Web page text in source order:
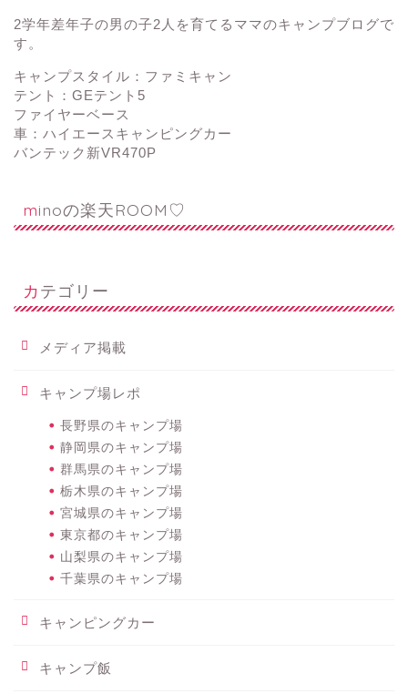
2学年差年子の男の子2人を育てるママのキャンプブログで
す。
キャンプスタイル：ファミキャン
テント：GEテント5
ファイヤーベース
車：ハイエースキャンピングカー
バンテック新VR470P
minoの楽天ROOM♡
カテゴリー
メディア掲載
キャンプ場レポ
長野県のキャンプ場
静岡県のキャンプ場
群馬県のキャンプ場
栃木県のキャンプ場
宮城県のキャンプ場
東京都のキャンプ場
山梨県のキャンプ場
千葉県のキャンプ場
キャンピングカー
キャンプ飯